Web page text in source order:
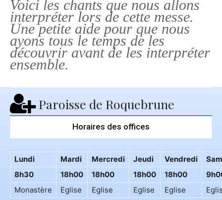
Voici les chants que nous allons
interpréter lors de cette messe.
Une petite aide pour que nous
ayons tous le temps de les
découvrir avant de les interpréter
ensemble.
Paroisse de Roquebrune
Horaires des offices
Lundi Mardi Mercredi Jeudi Vendredi
8h30
18h00 18h00 18h00 18h00
Monastère
Eglise Eglise Eglise Eglise